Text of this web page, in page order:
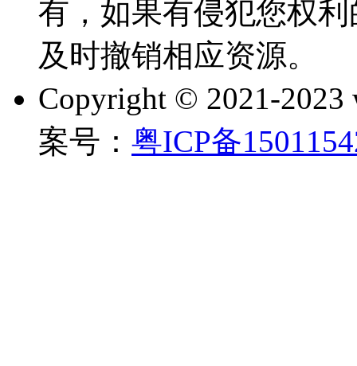
有，如果有侵犯您权
及时撤销相应资源。
Copyright © 2021-2023
案号： 粤ICP备